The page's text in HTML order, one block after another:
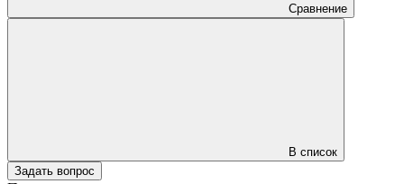
Сравнение
В список
Задать вопрос